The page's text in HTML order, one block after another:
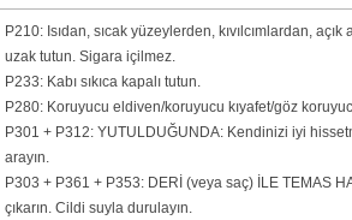
P210: Isıdan, sıcak yüzeylerden, kıvılcımlardan,
uzak tutun. Sigara içilmez.
P233: Kabı sıkıca kapalı tutun.
P280: Koruyucu eldiven/koruyucu kıyafet/göz
P301 + P312: YUTULDUĞUNDA: Kendinizi iyi
arayın.
P303 + P361 + P353: DERİ (veya saç) İLE TEMAS
çıkarın. Cildi suyla durulayın.